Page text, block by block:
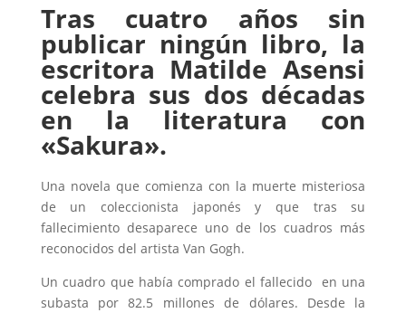
Tras cuatro años sin
publicar ningún libro, la
escritora Matilde Asensi
celebra sus dos décadas
en la literatura con
«Sakura».
Una novela que comienza con la muerte misteriosa
de un coleccionista japonés y que tras su
fallecimiento desaparece uno de los cuadros más
reconocidos del artista Van Gogh.
Un cuadro que había comprado el fallecido en una
subasta por 82.5 millones de dólares. Desde la